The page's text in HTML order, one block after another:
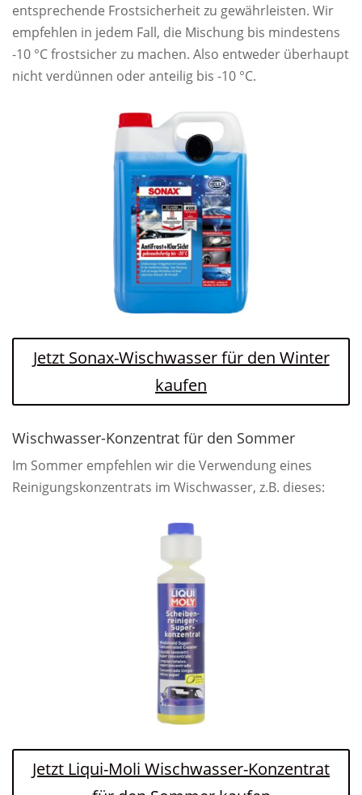
entsprechende Frostsicherheit zu gewährleisten. Wir
empfehlen in jedem Fall, die Mischung bis mindestens
-10 °C frostsicher zu machen. Also entweder überhaupt
nicht verdünnen oder anteilig bis -10 °C.
Jetzt Sonax-Wischwasser für den Winter
kaufen
Wischwasser-Konzentrat für den Sommer
Im Sommer empfehlen wir die Verwendung eines
Reinigungskonzentrats im Wischwasser, z.B. dieses:
Jetzt Liqui-Moli Wischwasser-Konzentrat